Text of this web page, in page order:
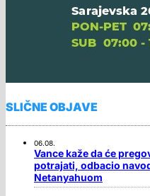
SLIČNE OBJAVE
06.08.
Vance kaže da će
potrajati, odbacio
Netanyahuom